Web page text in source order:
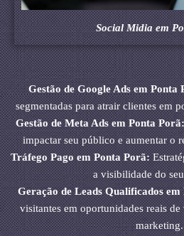
Social Midia em
Gestão de Google Ads em Ponta
segmentadas para atrair clientes em
Gestão de Meta Ads em Ponta Porã:
impactar seu público e aumentar o
Tráfego Pago em Ponta Porã:
a visibilidade do
Geração de Leads Qualificados
visitantes em oportunidades reais de
marketing.